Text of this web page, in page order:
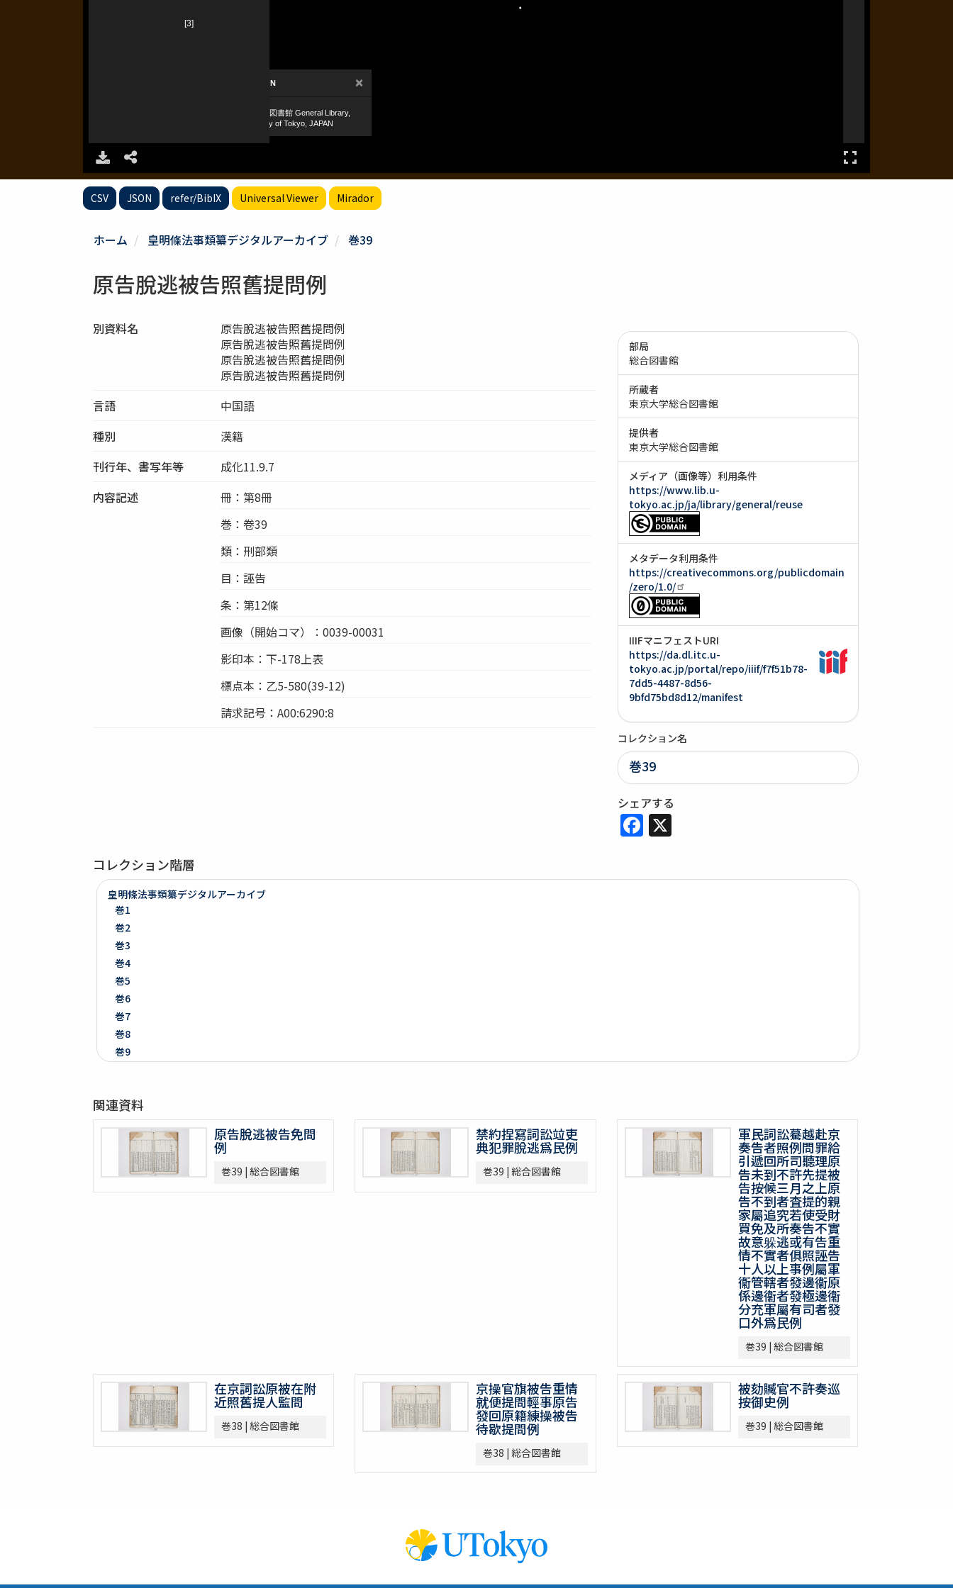
CSV JSON refer/BibIX Universal Viewer Mirador
ホーム 皇明條法事類纂デジタルアーカイブ 巻39
原告脫逃被告照舊提問例
別資料名
原告脫逃被告照舊提問例
原告脫逃被告照舊提問例
原告脫逃被告照舊提問例
原告脫逃被告照舊提問例
言語
中国語
種別
漢籍
刊行年、書写年等
成化11.9.7
内容記述
冊：第8冊
巻：卷39
類：刑部類
目：誣告
条：第12條
画像（開始コマ）：0039-00031
影印本：下-178上表
標点本：乙5-580(39-12)
請求記号：A00:6290:8
部局
総合図書館
所蔵者
東京大学総合図書館
提供者
東京大学総合図書館
メディア（画像等）利用条件
https://www.lib.u-
tokyo.ac.jp/ja/library/general/reuse
メタデータ利用条件
https://creativecommons.org/publicdomain
/zero/1.0/
IIIFマニフェストURI
https://da.dl.itc.u-
tokyo.ac.jp/portal/repo/iiif/f7f51b78-
7dd5-4487-8d56-
9bfd75bd8d12/manifest
コレクション名
巻39
シェアする
Facebook
X
コレクション階層
皇明條法事類纂デジタルアーカイブ
巻1
巻2
巻3
巻4
巻5
巻6
巻7
巻8
巻9
巻12
巻13
巻14
巻15
巻16
巻17
巻27
巻28
巻29
巻30
巻39
関連資料
原告脫逃被告免問
例
巻39 | 総合図書館
禁約捏寫詞訟竝吏
典犯罪脫逃爲民例
巻39 | 総合図書館
軍民詞訟驀越赴京
奏告者照例問罪給
引遞回所司聽理原
告未到不許先提被
告按候三月之上原
告不到者査提的親
家屬追究若使受財
買免及所奏告不實
故意躲逃或有告重
情不實者俱照誣告
十人以上事例屬軍
衞管轄者發邊衞原
係邊衞者發極邊衞
分充軍屬有司者發
口外爲民例
巻39 | 総合図書館
在京詞訟原被在附
近照舊提人監問
巻38 | 総合図書館
京操官旗被告重情
就便提問輕事原告
發回原籍練操被告
待歇提問例
巻38 | 総合図書館
被劾贓官不許奏巡
按御史例
巻39 | 総合図書館